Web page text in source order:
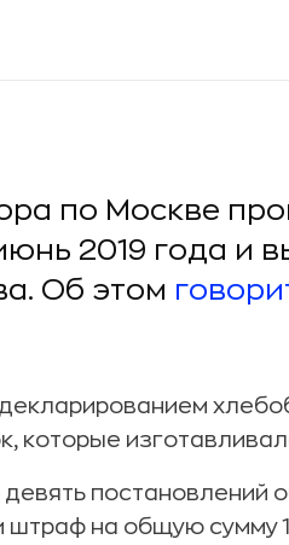
по Москве
2019 года и
Об этом
которые
постановлений
на общую сумму